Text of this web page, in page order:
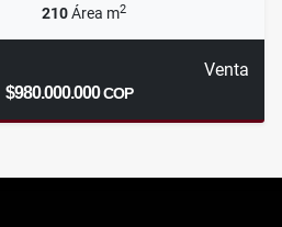
210Área m2
Venta
$980.000.000COP